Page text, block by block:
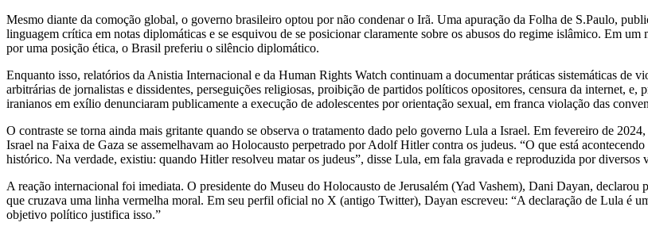
Mesmo diante da comoção global, o governo brasileiro optou por não condenar o Irã. Uma apuração da Folha de S.Paulo,
linguagem crítica em notas diplomáticas e se esquivou de se posicionar claramente sobre os abusos do regime islâmico. Em
por uma posição ética, o Brasil preferiu o silêncio diplomático.
Enquanto isso, relatórios da Anistia Internacional e da Human Rights Watch continuam a documentar práticas sistemáticas de
arbitrárias de jornalistas e dissidentes, perseguições religiosas, proibição de partidos políticos opositores, censura da internet,
iranianos em exílio denunciaram publicamente a execução de adolescentes por orientação sexual, em franca violação das
O contraste se torna ainda mais gritante quando se observa o tratamento dado pelo governo Lula a Israel. Em fevereiro de
Israel na Faixa de Gaza se assemelhavam ao Holocausto perpetrado por Adolf Hitler contra os judeus. “O que está
histórico. Na verdade, existiu: quando Hitler resolveu matar os judeus”, disse Lula, em fala gravada e reproduzida por
A reação internacional foi imediata. O presidente do Museu do Holocausto de Jerusalém (Yad Vashem), Dani Dayan,
que cruzava uma linha vermelha moral. Em seu perfil oficial no X (antigo Twitter), Dayan escreveu: “A declaração de Lula é
objetivo político justifica isso.”